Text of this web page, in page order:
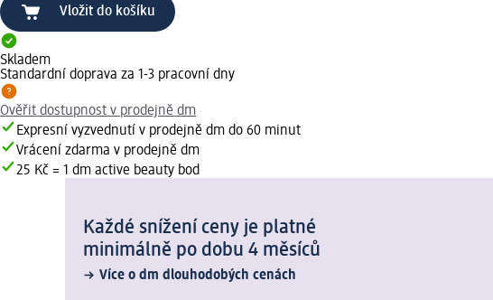
Vložit do košíku
Skladem
Standardní doprava za 1-3 pracovní dny
Ověřit dostupnost v prodejně dm
Expresní vyzvednutí v prodejně dm do 60 minut
Vrácení zdarma v prodejně dm
25 Kč = 1 dm active beauty bod
Každé snížení ceny je platné
minimálně po dobu 4 měsíců
Více o dm dlouhodobých cenách